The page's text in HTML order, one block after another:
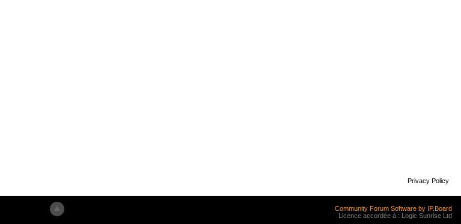
Privacy Policy
Community Forum Software by IP.Board
Licence accordée à : Logic Sunrise Ltd